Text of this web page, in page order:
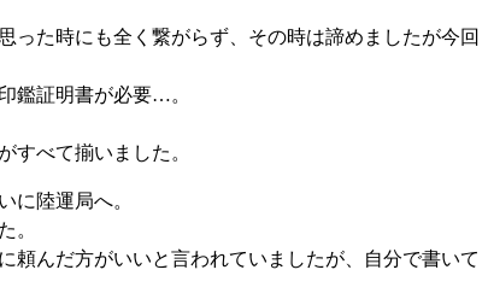
った時にも全く繋がらず、その時は諦めましたが今回
鑑証明書が必要…。
すべて揃いました。
に陸運局へ。
。
頼んだ方がいいと言われていましたが、自分で書いて